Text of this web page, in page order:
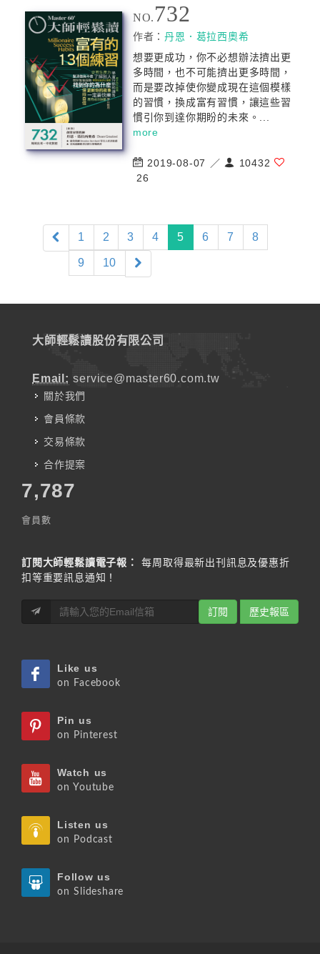
NO. 732
作者：丹恩．葛拉西奧希
想要更成功，你不必想辦法擠出更
多時間，也不可能擠出更多時間，
而是要改掉使你變成現在這個模樣
的習慣，換成富有習慣，讓這些習
慣引你到達你期盼的未來。...
more
2019-08-07 ／
10432
26
1 2 3 4 5(current)
6 7 8
9 10
大師輕鬆讀股份有限公司
Email: service@master60.com.tw
關於我們
會員條款
交易條款
合作提案
7,787
會員數
訂閱大師輕鬆讀電子報：
每周取得最新出刊訊息及優惠折
扣等重要訊息通知！
訂閱 歷史報區
Like us
on Facebook
Pin us
on Pinterest
Watch us
on Youtube
Listen us
on Podcast
Follow us
on Slideshare